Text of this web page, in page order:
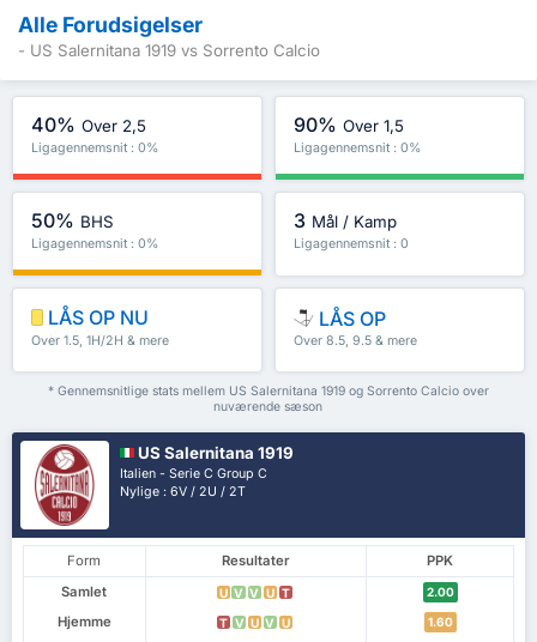
Alle Forudsigelser
- US Salernitana 1919 vs Sorrento Calcio
40% Over 2,5
Ligagennemsnit : 0%
90% Over 1,5
Ligagennemsnit : 0%
50% BHS
Ligagennemsnit : 0%
3 Mål / Kamp
Ligagennemsnit : 0
LÅS OP NU
Over 1.5, 1H/2H & mere
LÅS OP
Over 8.5, 9.5 & mere
* Gennemsnitlige stats mellem US Salernitana 1919 og Sorrento Calcio over
nuværende sæson
US Salernitana 1919
Italien - Serie C Group C
Nylige : 6V / 2U / 2T
Form Resultater
PPK
Samlet
U V V U T 2.00
Hjemme T V U V U 1.60